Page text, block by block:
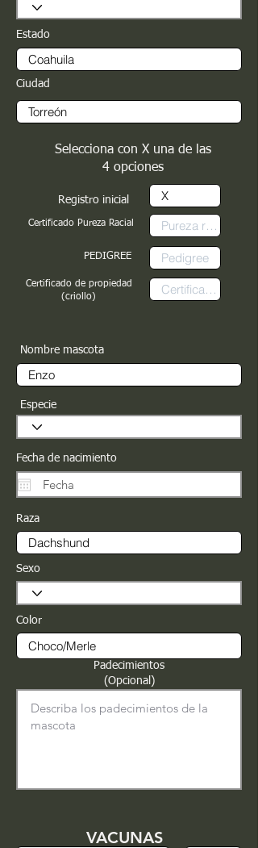
Estado
Ciudad
Registro inicial
Certificado Pureza Racial
PEDIGREE
Selecciona con X una de las
4 opciones
Certificado de propiedad
(criollo)
Nombre mascota
Especie
Fecha de nacimiento
Raza
Sexo
Color
Padecimientos
(Opcional)
VACUNAS